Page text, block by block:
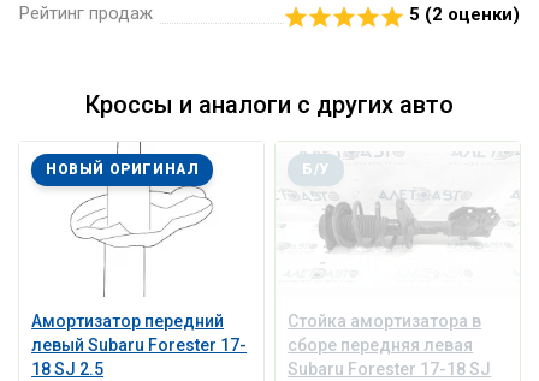
Рейтинг продаж
5 (2 оценки)
Кроссы и аналоги с других авто
Амортизатор передний
левый Subaru Forester 17-
18 SJ 2.5
НОВЫЙ ОРИГИНАЛ
Стойка амортизатора в
сборе передняя левая
Subaru Forester 17-18 SJ
Б/У